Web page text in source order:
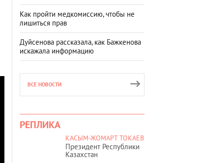
Как пройти медкомиссию, чтобы не
лишиться прав
Дуйсенова рассказала, как Бажкенова
искажала информацию
ВСЕ НОВОСТИ
РЕПЛИКА
КАСЫМ-ЖОМАРТ ТОКАЕВ
Президент Республики
Казахстан